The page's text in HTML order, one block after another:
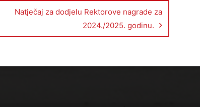
Natječaj za dodjelu Rektorove nagrade za
2024./2025. godinu.